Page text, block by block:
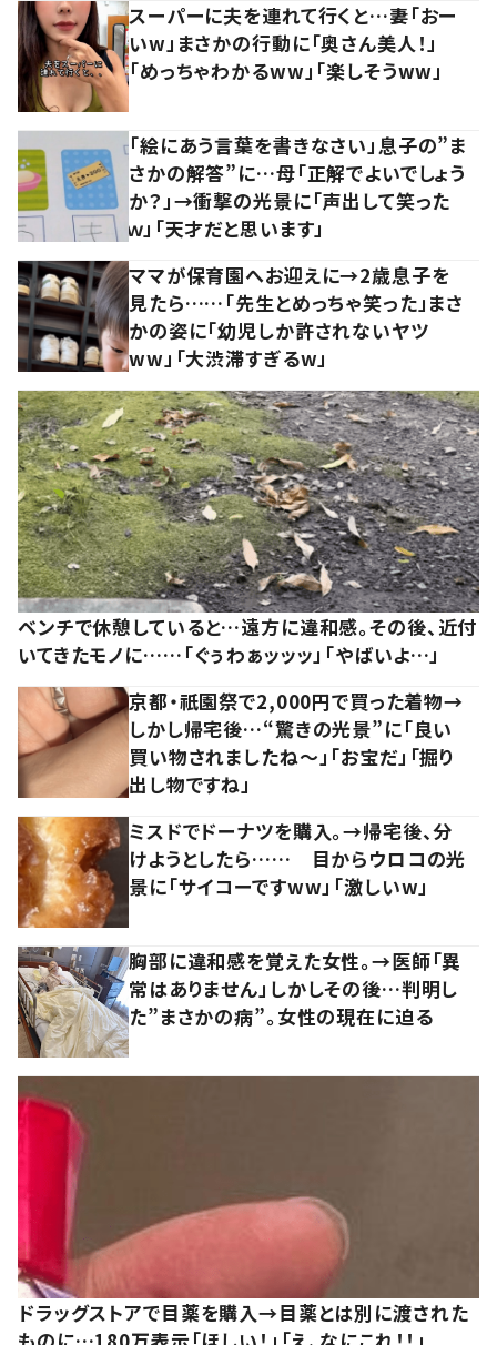
スーパーに夫を連れて行くと…妻「おー
いw」まさかの行動に「奥さん美人！」
「めっちゃわかるww」「楽しそうww」
「絵にあう言葉を書きなさい」息子の”ま
さかの解答”に…母「正解でよいでしょう
か？」→衝撃の光景に「声出して笑った
ｗ」「天才だと思います」
ママが保育園へお迎えに→2歳息子を
見たら……「先生とめっちゃ笑った」まさ
かの姿に「幼児しか許されないヤツ
ww」「大渋滞すぎるw」
ベンチで休憩していると…遠方に違和感。その後、近付
いてきたモノに……「ぐぅわぁッッッ」「やばいよ…」
京都・祇園祭で2,000円で買った着物→
しかし帰宅後…“驚きの光景”に「良い
買い物されましたね～」「お宝だ」「掘り
出し物ですね」
ミスドでドーナツを購入。→帰宅後、分
けようとしたら…… 目からウロコの光
景に「サイコーですww」「激しいw」
胸部に違和感を覚えた女性。→医師「異
常はありません」しかしその後…判明し
た”まさかの病”。女性の現在に迫る
ドラッグストアで目薬を購入→目薬とは別に渡された